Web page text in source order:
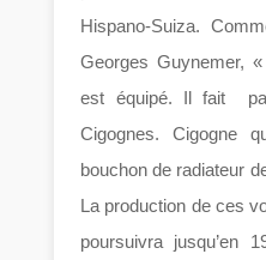
Hispano-Suiza.
Georges Guynemer,
est équipé. Il fait
Cigognes. Cigogne
bouchon de radiateur
La production de ces
poursuivra jusqu’en